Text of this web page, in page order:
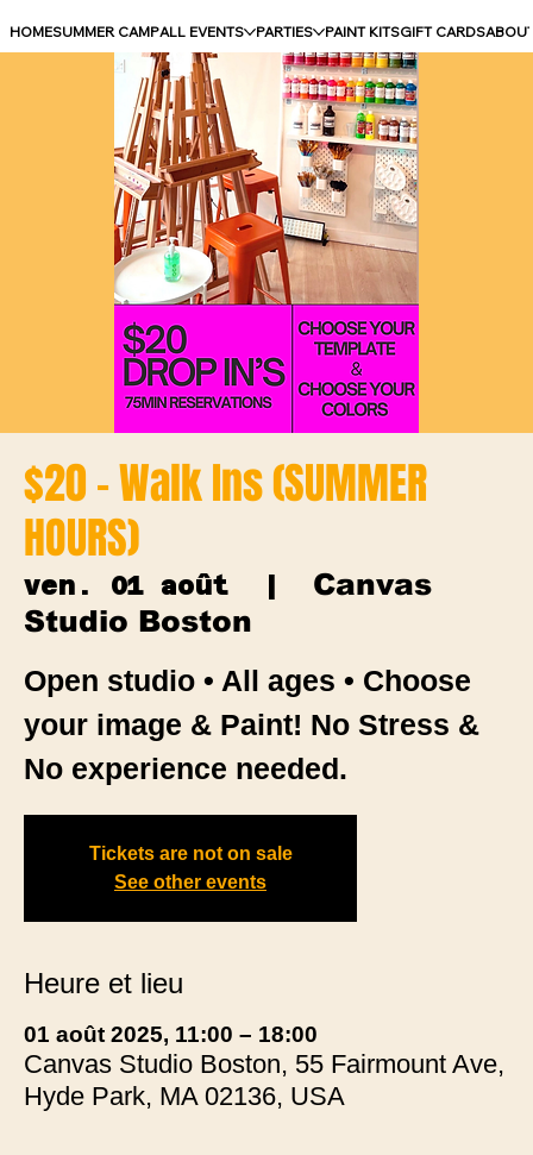
HOMESUMMER CAMPALL EVENTS PARTIES PAINT KITSGIFT CARDS
$20 - Walk Ins (SUMMER
HOURS)
ven. 01 août
  |
Canvas
Studio Boston
Open studio • All ages • Choose
your image & Paint! No Stress &
No experience needed.
Tickets are not on sale
See other events
Heure et lieu
01 août 2025, 11:00 – 18:00
Canvas Studio Boston, 55 Fairmount Ave,
Hyde Park, MA 02136, USA